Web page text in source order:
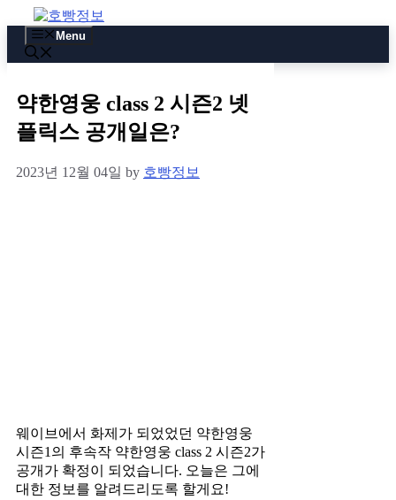
to
content
Menu
약한영웅 class 2 시즌2 넷
플릭스 공개일은?
2023년 12월 04일 by 호빵정보
웨이브에서 화제가 되었었던 약한영웅
시즌1의 후속작 약한영웅 class 2 시즌2가
공개가 확정이 되었습니다. 오늘은 그에
대한 정보를 알려드리도록 할게요!